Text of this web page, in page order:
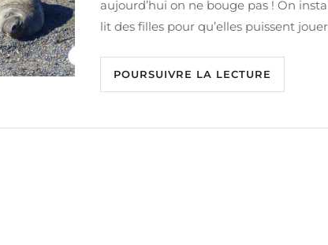
aujourd’hui on ne bouge pas ! On
lit des filles pour qu’elles puissent
POURSUIVRE LA LECTURE